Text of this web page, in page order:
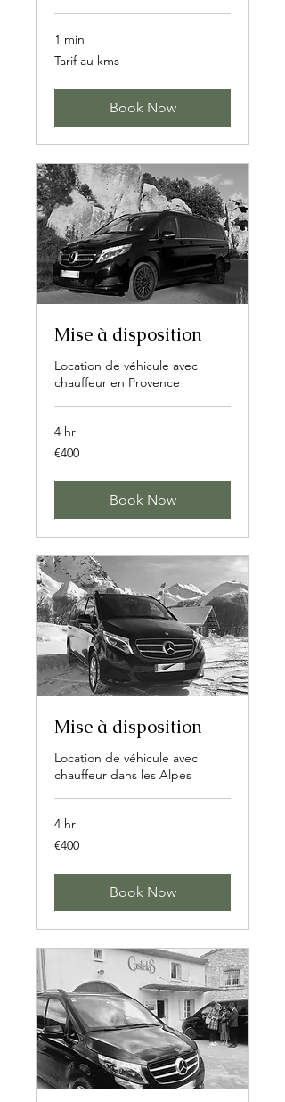
1 min
Tarif
au
Tarif au kms
Book Now
Mise à disposition
Location de véhicule avec
chauffeur en Provence
4 hr
400
euros
€400
Book Now
Mise à disposition
Location de véhicule avec
chauffeur dans les Alpes
4 hr
400
euros
€400
Book Now